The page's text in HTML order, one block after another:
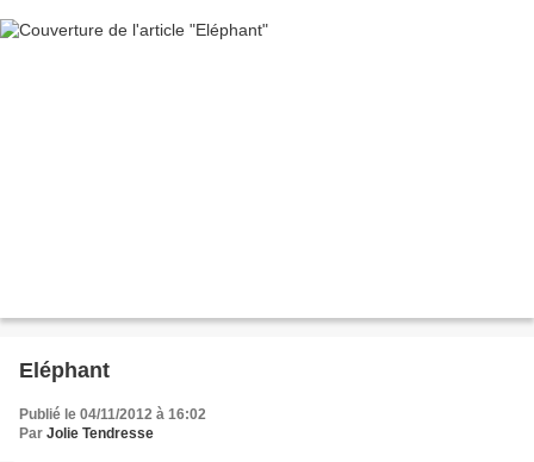
Eléphant
Publié le 04/11/2012 à 16:02
Par Jolie Tendresse